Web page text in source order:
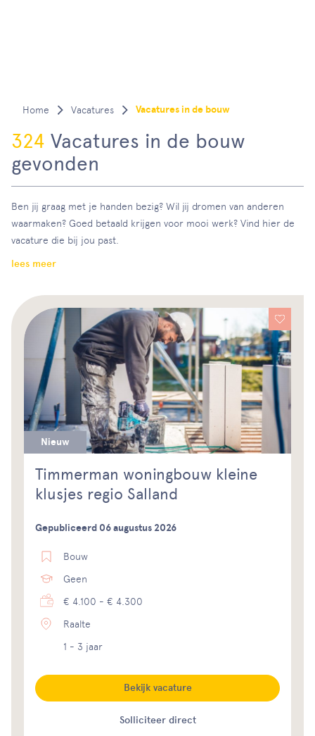
Vacatures Vacatures in de bouw
324 Vacatures in de bouw
gevonden
Ben jij graag met je handen bezig? Wil jij dromen van anderen
waarmaken? Goed betaald krijgen voor mooi werk? Vind hier de
vacature die bij jou past.
lees meer
Nieuw
Timmerman woningbouw kleine
klusjes regio Salland
Gepubliceerd 06 augustus 2026
Bouw
Geen
€ 4.100 - € 4.300
Raalte
1 - 3 jaar
Solliciteer direct
Bekijk vacature